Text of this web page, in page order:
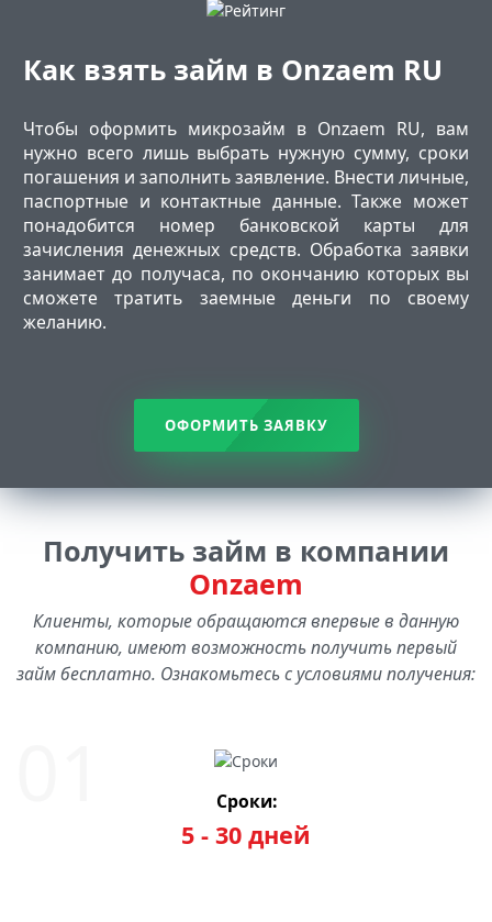
Как взять займ в Onzaem RU
Чтобы оформить микрозайм в Onzaem RU, вам
нужно всего лишь выбрать нужную сумму, сроки
погашения и заполнить заявление. Внести личные,
паспортные и контактные данные. Также может
понадобится номер банковской карты для
зачисления денежных средств. Обработка заявки
занимает до получаса, по окончанию которых вы
сможете тратить заемные деньги по своему
желанию.
ОФОРМИТЬ ЗАЯВКУ
Получить займ в компании
Onzaem
Клиенты, которые обращаются впервые в данную
компанию, имеют возможность получить первый
займ бесплатно. Ознакомьтесь с условиями получения:
Сроки:
5 - 30 дней